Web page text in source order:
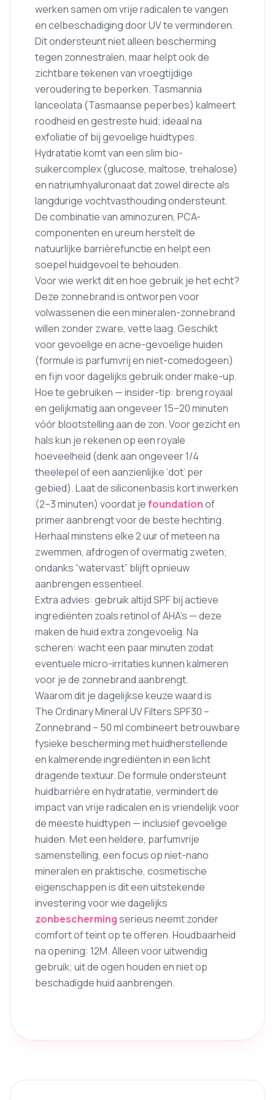
werken samen om vrije radicalen te vangen
en celbeschadiging door UV te verminderen.
Dit ondersteunt niet alleen bescherming
tegen zonnestralen, maar helpt ook de
zichtbare tekenen van vroegtijdige
veroudering te beperken. Tasmannia
lanceolata (Tasmaanse peperbes) kalmeert
roodheid en gestreste huid; ideaal na
exfoliatie of bij gevoelige huidtypes.
Hydratatie komt van een slim bio-
suikercomplex (glucose, maltose, trehalose)
en natriumhyaluronaat dat zowel directe als
langdurige vochtvasthouding ondersteunt.
De combinatie van aminozuren, PCA-
componenten en ureum herstelt de
natuurlijke barrièrefunctie en helpt een
soepel huidgevoel te behouden.
Voor wie werkt dit en hoe gebruik je het echt?
Deze zonnebrand is ontworpen voor
volwassenen die een mineralen-zonnebrand
willen zonder zware, vette laag. Geschikt
voor gevoelige en acne-gevoelige huiden
(formule is parfumvrij en niet-comedogeen)
en fijn voor dagelijks gebruik onder make-up.
Hoe te gebruiken — insider-tip: breng royaal
en gelijkmatig aan ongeveer 15–20 minuten
vóór blootstelling aan de zon. Voor gezicht en
hals kun je rekenen op een royale
hoeveelheid (denk aan ongeveer 1/4
theelepel of een aanzienlijke ‘dot’ per
gebied). Laat de siliconenbasis kort inwerken
(2–3 minuten) voordat jefoundationof
primer aanbrengt voor de beste hechting.
Herhaal minstens elke 2 uur of meteen na
zwemmen, afdrogen of overmatig zweten;
ondanks “watervast” blijft opnieuw
aanbrengen essentieel.
Extra advies: gebruik altijd SPF bij actieve
ingrediënten zoals retinol of AHA’s — deze
maken de huid extra zongevoelig. Na
scheren: wacht een paar minuten zodat
eventuele micro-irritaties kunnen kalmeren
voor je de zonnebrand aanbrengt.
Waarom dit je dagelijkse keuze waard is
The Ordinary Mineral UV Filters SPF30 –
Zonnebrand – 50 ml combineert betrouwbare
fysieke bescherming met huidherstellende
en kalmerende ingrediënten in een licht
dragende textuur. De formule ondersteunt
huidbarrière en hydratatie, vermindert de
impact van vrije radicalen en is vriendelijk voor
de meeste huidtypen — inclusief gevoelige
huiden. Met een heldere, parfumvrije
samenstelling, een focus op niet-nano
mineralen en praktische, cosmetische
eigenschappen is dit een uitstekende
investering voor wie dagelijks
zonbeschermingserieus neemt zonder
comfort of teint op te offeren. Houdbaarheid
na opening: 12M. Alleen voor uitwendig
gebruik; uit de ogen houden en niet op
beschadigde huid aanbrengen.